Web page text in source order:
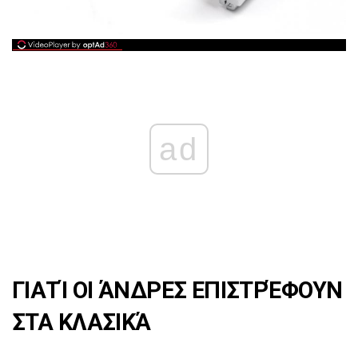
ad
ΓΙΑΤΊ ΟΙ ΆΝΔΡΕΣ ΕΠΙΣΤΡΈΦΟΥΝ
ΣΤΑ ΚΛΑΣΙΚΆ